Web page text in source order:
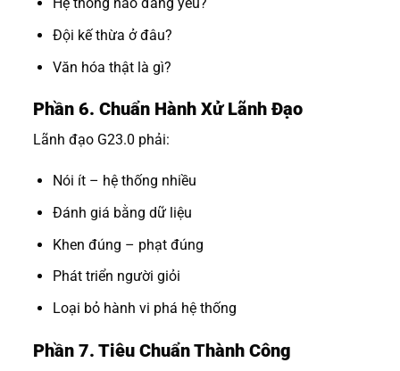
Đội kế thừa ở đâu?
Văn hóa thật là gì?
Phần 6. Chuẩn Hành Xử Lãnh Đạo
Lãnh đạo G23.0 phải:
Nói ít – hệ thống nhiều
Đánh giá bằng dữ liệu
Khen đúng – phạt đúng
Phát triển người giỏi
Loại bỏ hành vi phá hệ thống
Phần 7. Tiêu Chuẩn Thành Công